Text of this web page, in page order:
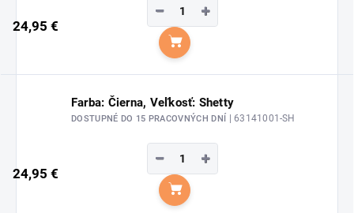
24,95 €
+
−
Do košíka
Farba: Čierna, Veľkosť: Shetty
DOSTUPNÉ DO 15 PRACOVNÝCH DNÍ | 63141001-SH
24,95 €
+
−
Do košíka